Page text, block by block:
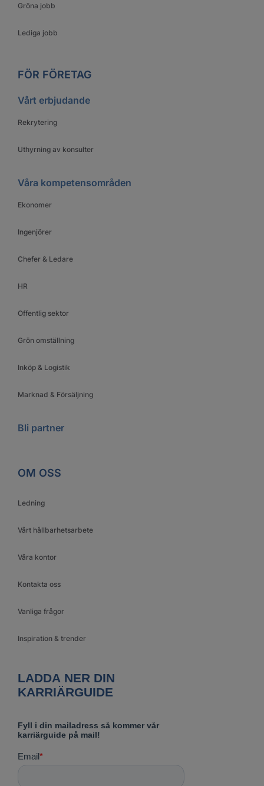
Gröna jobb
Lediga jobb
FÖR FÖRETAG
Vårt erbjudande
Rekrytering
Uthyrning av konsulter
Våra kompetensområden
Ekonomer
Ingenjörer
Chefer & Ledare
HR
Offentlig sektor
Grön omställning
Inköp & Logistik
Marknad & Försäljning
Bli partner
OM OSS
Ledning
Vårt hållbarhetsarbete
Våra kontor
Kontakta oss
Vanliga frågor
Inspiration & trender